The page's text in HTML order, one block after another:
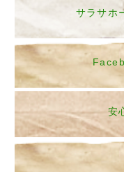
サラサホ
安